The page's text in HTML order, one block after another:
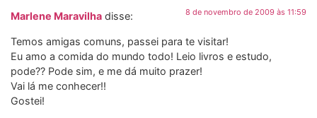
Marlene Maravilha disse: 8 de novembro de 2009 às 11:59
Temos amigas comuns, passei para te visitar!
Eu amo a comida do mundo todo! Leio livros e estudo,
pode?? Pode sim, e me dá muito prazer!
Vai lá me conhecer!!
Gostei!